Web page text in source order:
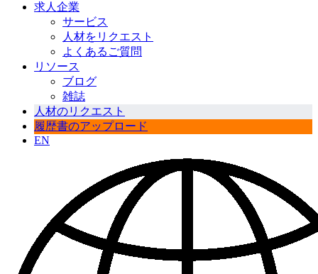
求人企業
サービス
人材をリクエスト
よくあるご質問
リソース
ブログ
雑誌
人材のリクエスト
履歴書のアップロード
EN